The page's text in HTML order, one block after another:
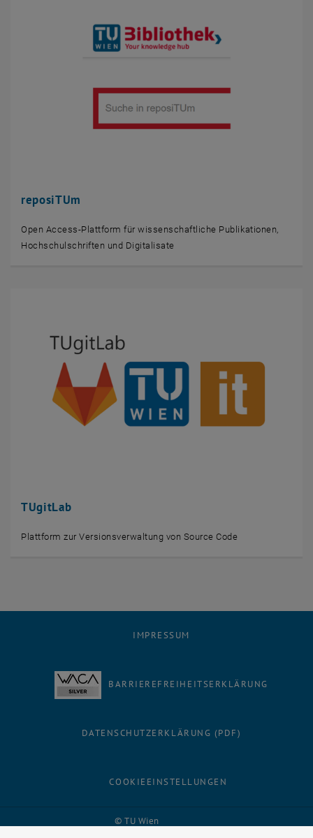
reposiTUm
Open Access-Plattform für wissenschaftliche Publikationen,
Hochschulschriften und Digitalisate
TUgitLab
Plattform zur Versionsverwaltung von Source Code
© TU Wien
IMPRESSUM
BARRIEREFREIHEITSERKLÄRUNG
DATENSCHUTZERKLÄRUNG (PDF)
COOKIEEINSTELLUNGEN